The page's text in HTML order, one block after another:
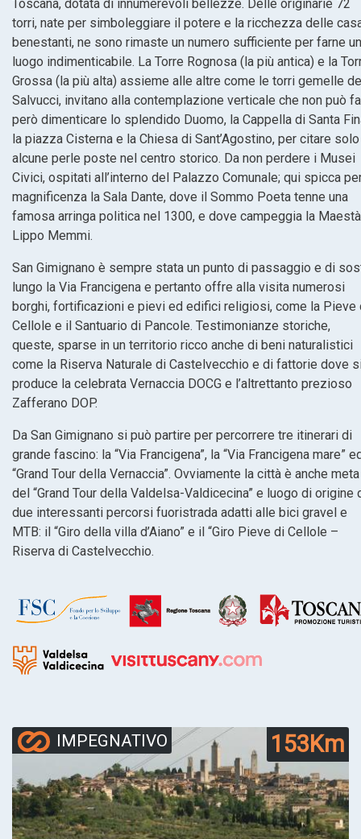
Toscana, dotata di innumerevoli bellezze. Delle originarie 72
torri, nate per simboleggiare il potere e la ricchezza delle
benestanti, ne sono rimaste un numero sufficiente per farne un
luogo indimenticabile. La Torre Rognosa (la più antica) e la
Grossa (la più alta) assieme alle altre come le torri gemelle
Salvucci, invitano alla contemplazione verticale che non può
però dimenticare lo splendido Duomo, la Cappella di Santa
la piazza Cisterna e la Chiesa di Sant’Agostino, per citare solo
alcune perle poste nel centro storico. Da non perdere i Musei
Civici, ospitati all’interno del Palazzo Comunale; qui spicca
magnificenza la Sala Dante, dove il Sommo Poeta tenne una
famosa arringa politica nel 1300, e dove campeggia la
Lippo Memmi.
San Gimignano è sempre stata un punto di passaggio e di
lungo la Via Francigena e pertanto offre alla visita numerosi
borghi, fortificazioni e pievi ed edifici religiosi, come la Pieve
Cellole e il Santuario di Pancole. Testimonianze storiche,
queste, sparse in un territorio ricco anche di beni naturalistici
come la Riserva Naturale di Castelvecchio e di fattorie dove
produce la celebrata Vernaccia DOCG e l’altrettanto prezioso
Zafferano DOP.
Da San Gimignano si può partire per percorrere tre itinerari di
grande fascino: la “Via Francigena”, la “Via Francigena mare”
“Grand Tour della Vernaccia”. Ovviamente la città è anche meta
del “Grand Tour della Valdelsa-Valdicecina” e luogo di origine
due interessanti percorsi fuoristrada adatti alle bici gravel e
MTB: il “Giro della villa d’Aiano” e il “Giro Pieve di Cellole –
Riserva di Castelvecchio.
IMPEGNATIVO 153Km